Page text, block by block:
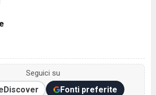
Seguici su
Discover Fonti preferite